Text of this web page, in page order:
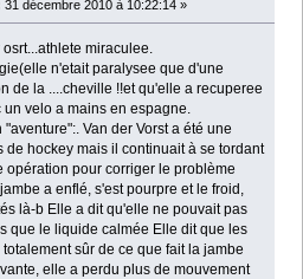
31 décembre 2010 à 10:22:14 »
miraculee.
n'etait paralysee que d'une
de la ....cheville !!et qu'elle a recuperee
velo a mains en espagne.
Van der Vorst a été une
de hockey mais il continuait à se tordant
opération pour corriger le problème
a enflé, s'est pourpre et le froid,
là-b Elle a dit qu'elle ne pouvait pas
que le liquide calmée Elle dit que les
sûr de ce que fait la jambe
elle a perdu plus de mouvement